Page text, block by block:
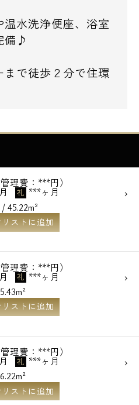
水洗浄便座、浴室
備♪
まで徒歩２分で住環
理費：***円）
礼 ***ヶ月
45.22m²
ストに追加
理費：***円）
礼 ***ヶ月
ストに追加
理費：***円）
礼 ***ヶ月
ストに追加